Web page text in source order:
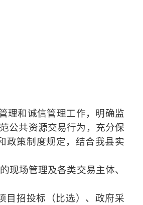
理和诚信管理工作，明确监
公共资源交易行为，充分保
政策制度规定，结合我县实
现场管理及各类交易主体、
目招投标（比选）、政府采